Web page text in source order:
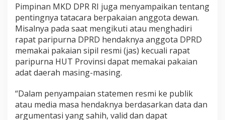
Pimpinan MKD DPR RI juga menyampaikan tentang
pentingnya tatacara berpakaian anggota dewan.
Misalnya pada saat mengikuti atau menghadiri
rapat paripurna DPRD hendaknya anggota DPRD
memakai pakaian sipil resmi (jas) kecuali rapat
paripurna HUT Provinsi dapat memakai pakaian
adat daerah masing-masing.
“Dalam penyampaian statemen resmi ke publik
atau media masa hendaknya berdasarkan data dan
argumentasi yang sahih, valid dan dapat